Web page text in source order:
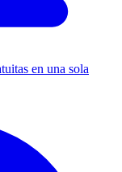
en una sola